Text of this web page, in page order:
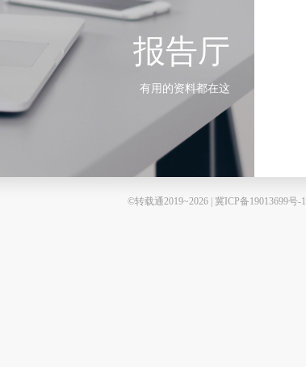
报告厅
有用的资料都在这
©转载通2019~2026 | 冀ICP备19013699号-1